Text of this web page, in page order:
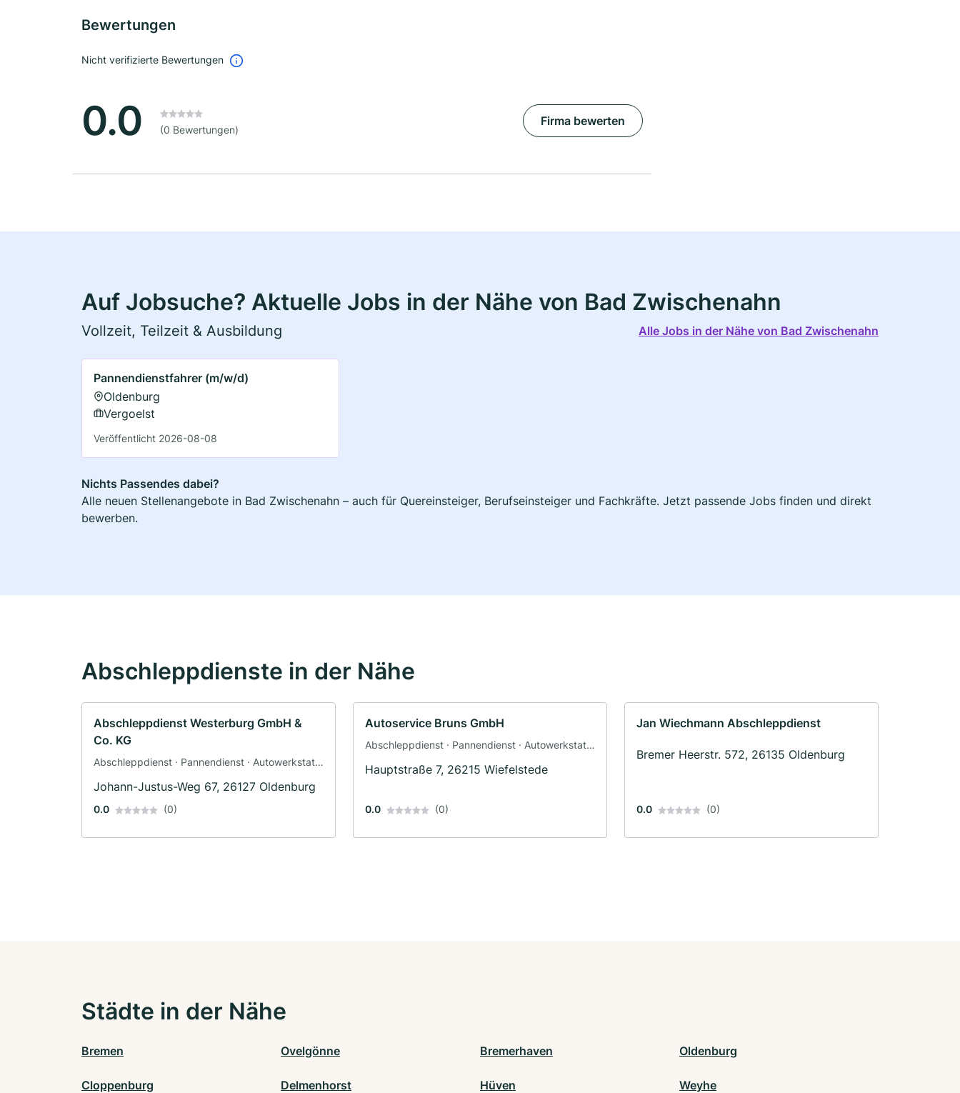
Bewertungen
Nicht verifizierte Bewertungen
0.0 (0 Bewertungen)
Firma bewerten
Auf Jobsuche? Aktuelle Jobs in der Nähe von Bad Zwischenahn
Vollzeit, Teilzeit & Ausbildung Alle Jobs in der Nähe von Bad Zwischenahn
Pannendienstfahrer (m/w/d)
Oldenburg
Vergoelst
Veröffentlicht 2026-08-08
Nichts Passendes dabei?
Alle neuen Stellenangebote in Bad Zwischenahn – auch für Quereinsteiger, Berufseinsteiger und Fachkräfte. Jetzt passende Jobs finden und direkt
bewerben.
Abschleppdienste in der Nähe
Abschleppdienst Westerburg GmbH &
Co. KG
Abschleppdienst · Pannendienst · Autowerkstatt
Johann-Justus-Weg 67, 26127 Oldenburg
0.0 (0)
Autoservice Bruns GmbH
Abschleppdienst · Pannendienst · Autowerkstatt
Hauptstraße 7, 26215 Wiefelstede
0.0 (0)
Jan Wiechmann Abschleppdienst
Bremer Heerstr. 572, 26135 Oldenburg
0.0 (0)
Städte in der Nähe
Bremen Ovelgönne Bremerhaven Oldenburg
Cloppenburg Delmenhorst Hüven Weyhe